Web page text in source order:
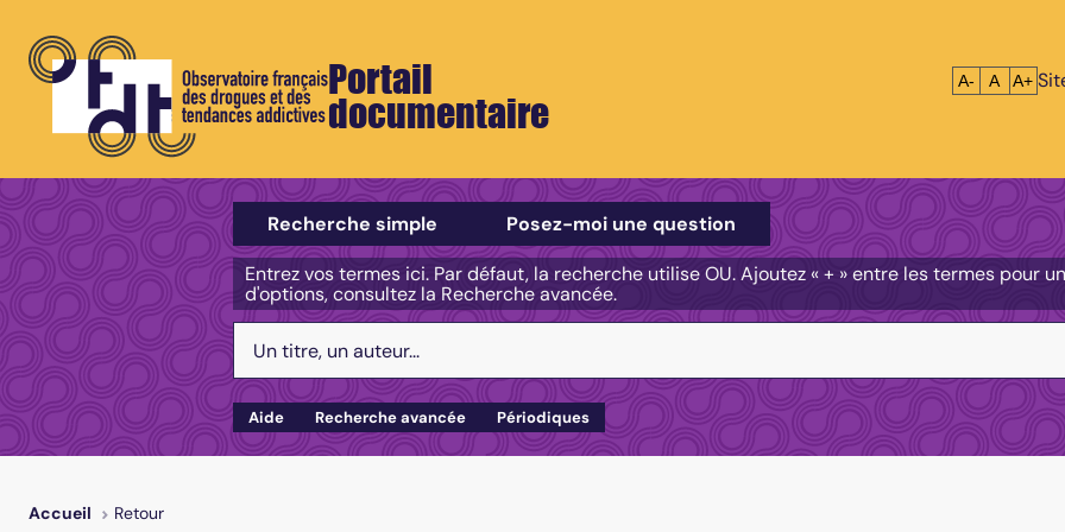
Portail
documentaire
Réduire le
A- A A+
Sélectionner un type de recherche
Recherche simple
Posez-moi une question
Entrez vos termes ici. Par défaut, la recherche utilise OU. Ajoutez « + » entre les termes pour
d'options, consultez la Recherche avancée.
Aide Recherche avancée Périodiques
Accueil Retour